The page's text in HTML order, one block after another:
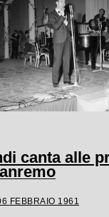
canta alle
FEBBRAIO 1961